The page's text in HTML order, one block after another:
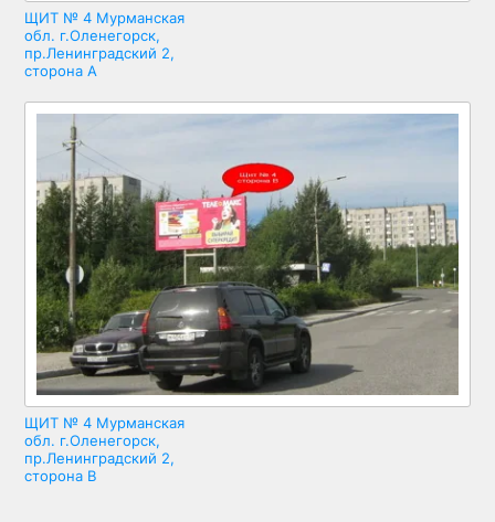
ЩИТ № 4 Мурманская
обл. г.Оленегорск,
пр.Ленинградский 2,
сторона А
ЩИТ № 4 Мурманская
обл. г.Оленегорск,
пр.Ленинградский 2,
сторона В